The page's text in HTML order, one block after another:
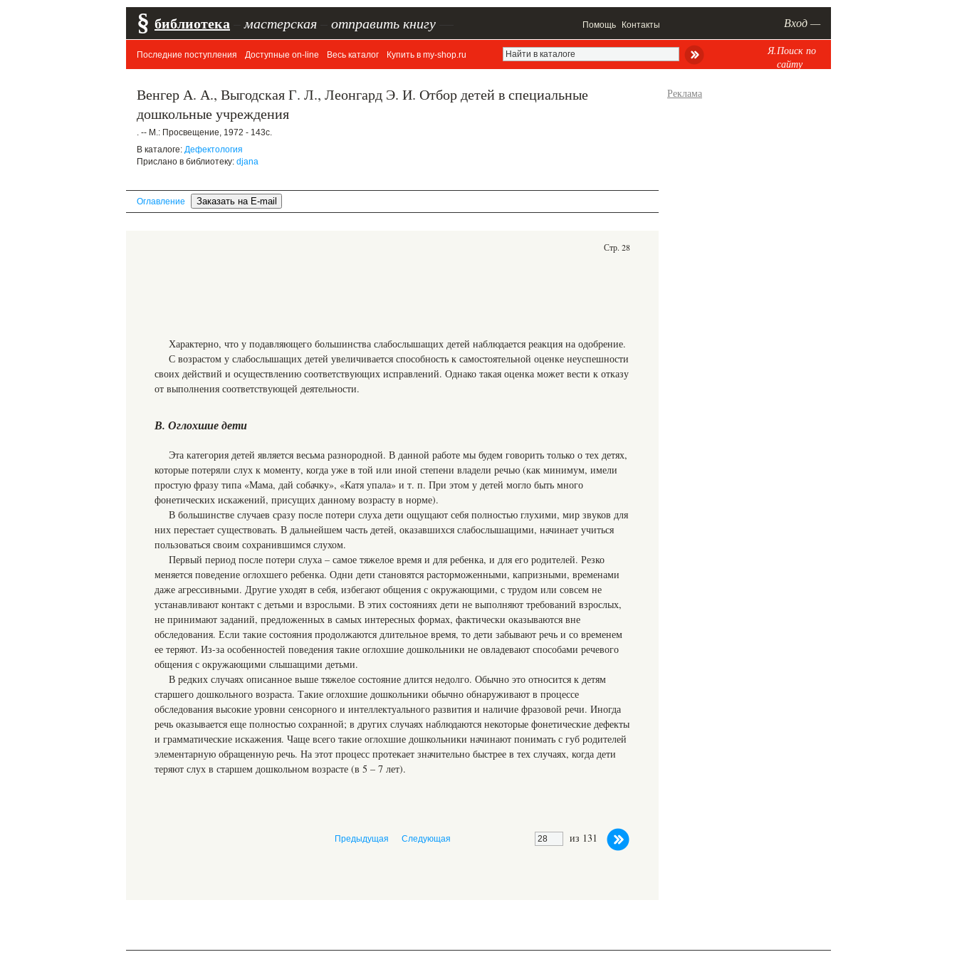
§ библиотека мастерская отправить книгу Помощь Контакты Вход —
Последние поступления Доступные on-line Весь каталог Купить в my-shop.ru
Я.Поиск по
сайту
Венгер А. А., Выгодская Г. Л., Леонгард Э. И. Отбор детей в специальные
дошкольные учреждения
. -- М.: Просвещение, 1972 - 143с.
В каталоге: Дефектология
Прислано в библиотеку: djana
Оглавление
Стр. 28
Характерно, что у подавляющего большинства слабослышащих детей наблюдается реакция на одобрение.
С возрастом у слабослышащих детей увеличивается способность к самостоятельной оценке неуспешности
своих действий и осуществлению соответствующих исправлений. Однако такая оценка может вести к отказу
от выполнения соответствующей деятельности.
В. Оглохшие дети
Эта категория детей является весьма разнородной. В данной работе мы будем говорить только о тех детях,
которые потеряли слух к моменту, когда уже в той или иной степени владели речью (как минимум, имели
простую фразу типа «Мама, дай собачку», «Катя упала» и т. п. При этом у детей могло быть много
фонетических искажений, присущих данному возрасту в норме).
В большинстве случаев сразу после потери слуха дети ощущают себя полностью глухими, мир звуков для
них перестает существовать. В дальнейшем часть детей, оказавшихся слабослышащими, начинает учиться
пользоваться своим сохранившимся слухом.
Первый период после потери слуха – самое тяжелое время и для ребенка, и для его родителей. Резко
меняется поведение оглохшего ребенка. Одни дети становятся расторможенными, капризными, временами
даже агрессивными. Другие уходят в себя, избегают общения с окружающими, с трудом или совсем не
устанавливают контакт с детьми и взрослыми. В этих состояниях дети не выполняют требований взрослых,
не принимают заданий, предложенных в самых интересных формах, фактически оказываются вне
обследования. Если такие состояния продолжаются длительное время, то дети забывают речь и со временем
ее теряют. Из-за особенностей поведения такие оглохшие дошкольники не овладевают способами речевого
общения с окружающими слышащими детьми.
В редких случаях описанное выше тяжелое состояние длится недолго. Обычно это относится к детям
старшего дошкольного возраста. Такие оглохшие дошкольники обычно обнаруживают в процессе
обследования высокие уровни сенсорного и интеллектуального развития и наличие фразовой речи. Иногда
речь оказывается еще полностью сохранной; в других случаях наблюдаются некоторые фонетические дефекты
и грамматические искажения. Чаще всего такие оглохшие дошкольники начинают понимать с губ родителей
элементарную обращенную речь. На этот процесс протекает значительно быстрее в тех случаях, когда дети
теряют слух в старшем дошкольном возрасте (в 5 – 7 лет).
из 131
Предыдущая Следующая
Реклама